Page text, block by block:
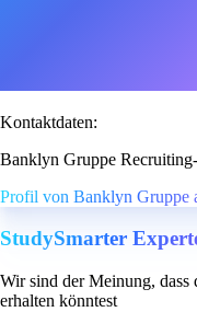
Kontaktdaten:
Banklyn Gruppe
Profil von Banklyn Gruppe
StudySmarter
Wir sind der Meinung,
erhalten könntest